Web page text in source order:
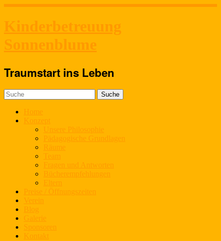
Kinderbetreuung
Sonnenblume
Traumstart ins Leben
Home
Konzept
Unsere Philosophie
Pädagogische Grundlagen
Räume
Team
Fragen und Antworten
Bücherempfehlungen
Eltern
Preise / Öffnungszeiten
Verein
Blog
Galerie
Sponsoren
Kontakt